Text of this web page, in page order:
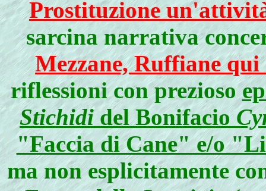
Prostituzione
sarcina narrativa
Mezzane, Ruffiane
riflessioni con prezioso
Stichididel Bonifacio
"Faccia di Cane" e/o
ma non esplicitamente